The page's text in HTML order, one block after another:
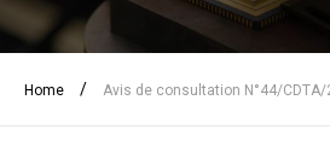
Home / Avis de consultation N°44/CDTA/